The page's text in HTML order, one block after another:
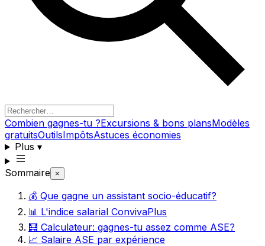
Combien gagnes-tu ?Excursions & bons plansModèles
gratuitsOutilsImpôtsAstuces économies
Plus ▾
Sommaire ×
💰 Que gagne un assistant socio-éducatif?
📊 L'indice salarial ConvivaPlus
🧮 Calculateur: gagnes-tu assez comme ASE?
📈 Salaire ASE par expérience